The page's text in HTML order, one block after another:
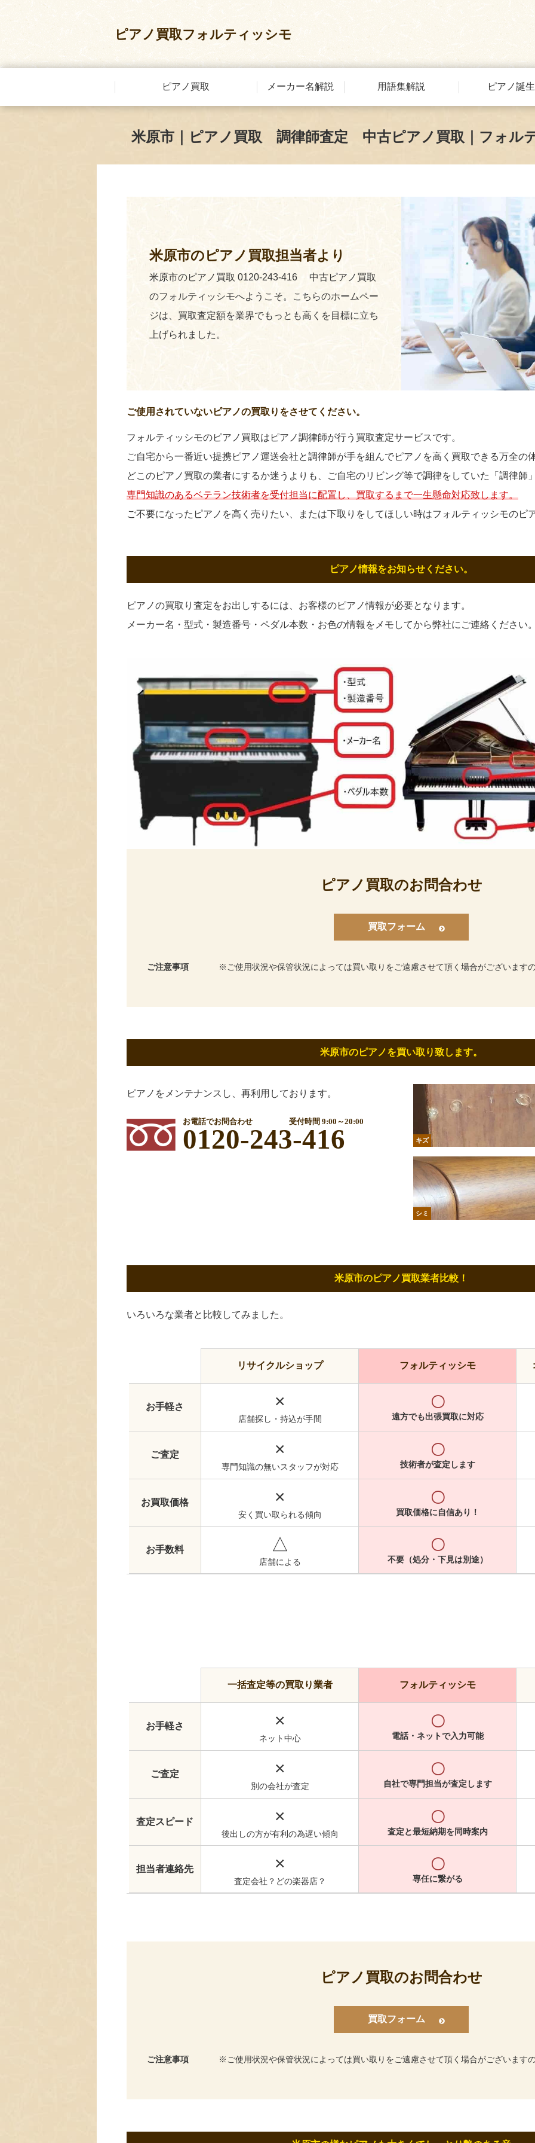
ピアノ買取フォルティッシモ
ピアノ買取 メーカー名解説 用語集解説 ピアノ誕
米原市｜ピアノ買取 調律師査定 中古ピアノ買取｜フォル
米原市のピアノ買取担当者より
米原市のピアノ買取 0120-243-416 中古ピアノ買取
のフォルティッシモへようこそ。こちらのホームペー
ジは、買取査定額を業界でもっとも高くを目標に立ち
上げられました。
ご使用されていないピアノの買取りをさせてください。
フォルティッシモのピアノ買取はピアノ調律師が行う買取査定サービスです。
ご自宅から一番近い提携ピアノ運送会社と調律師が手を組んでピアノを高く買取できる万全の
どこのピアノ買取の業者にするか迷うよりも、ご自宅のリビング等で調律をしていた「調律師
専門知識のあるベテラン技術者を受付担当に配置し、買取するまで一生懸命対応致します。
ご不要になったピアノを高く売りたい、または下取りをしてほしい時はフォルティッシモのピ
ピアノ情報をお知らせください。
ピアノの買取り査定をお出しするには、お客様のピアノ情報が必要となります。
メーカー名・型式・製造番号・ペダル本数・お色の情報をメモしてから弊社にご連絡ください
ピアノ買取のお問合わせ
買取フォーム
ご注意事項 ご使用状況や保管状況によっては買い取りをご遠慮させて頂く場合がございます
米原市のピアノを買い取り致します。
ピアノをメンテナンスし、再利用しております。
お電話でお問合わせ 受付時間 9:00～20:00
0120-243-416 キズ
シミ
米原市のピアノ買取業者比較！
いろいろな業者と比較してみました。
リサイクルショップ フォルティッシモ
お手軽さ ×
店舗探し・持込が手間
〇
遠方でも出張買取に対応
ご査定 ×
専門知識の無いスタッフが対応
〇
技術者が査定します
お買取価格 ×
安く買い取られる傾向
〇
買取価格に自信あり！
お手数料 △
店舗による
〇
不要（処分・下見は別途）
一括査定等の買取り業者 フォルティッシモ
お手軽さ ×
ネット中心
〇
電話・ネットで入力可能
ご査定 ×
別の会社が査定
〇
自社で専門担当が査定します
査定スピード ×
後出しの方が有利の為遅い傾向
〇
査定と最短納期を同時案内
担当者連絡先 ×
査定会社？どの楽器店？
〇
専任に繋がる
ピアノ買取のお問合わせ
買取フォーム
ご注意事項 ご使用状況や保管状況によっては買い取りをご遠慮させて頂く場合がございます